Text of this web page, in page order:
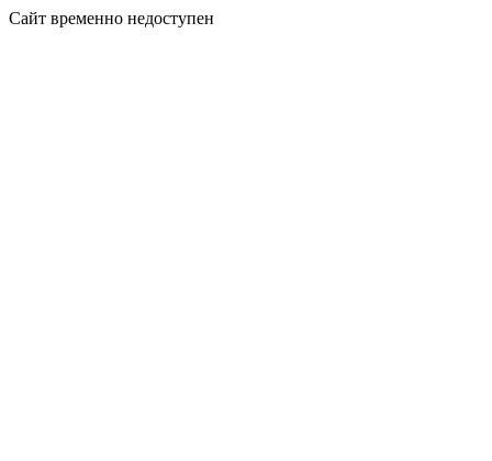
Сайт временно недоступен